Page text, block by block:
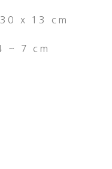
x 13 cm
7 cm